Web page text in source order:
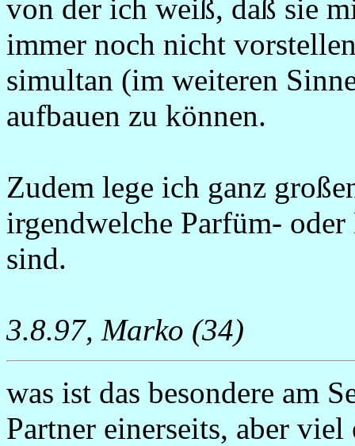
von der ich weiß, daß sie
immer noch nicht
simultan (im weiteren
aufbauen zu können.
Zudem lege ich ganz
irgendwelche Parfüm-
sind.
3.8.97, Marko (34)
was ist das besondere am
Partner einerseits, aber